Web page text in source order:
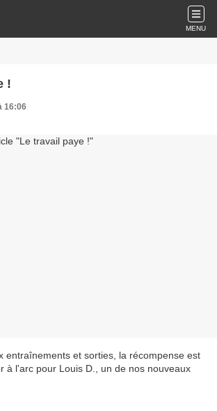
MENU
!
16:06
entraînements et sorties, la récompense est
à l'arc pour Louis D., un de nos nouveaux